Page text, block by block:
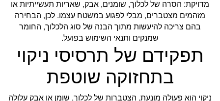
מדויקת: הסרה של לכלוך, שומנים, אבק, שאריות תעשייתיות או
מזהמים מצטברים, מבלי לפגוע במשטח עצמו. לכן, הבחירה
בהם צריכה להיעשות מתוך הבנה של סוג הלכלוך, החומר
שמנקים ותנאי השימוש בפועל.
תפקידם של תרסיסי ניקוי
בתחזוקה שוטפת
ניקוי הוא פעולה מונעת. הצטברות של לכלוך, שומן או אבק עלולה